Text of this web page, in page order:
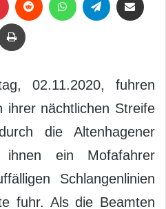
Drucken
02.11.2020, fuhren
ihrer nächtlichen Streife
die Altenhagener
ein Mofafahrer
Schlangenlinien
fuhr. Als die Beamten